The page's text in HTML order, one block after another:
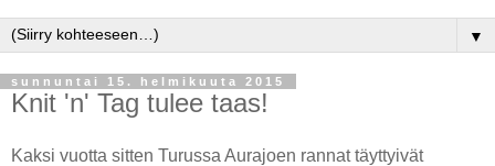
▼
sunnuntai 15. helmikuuta 2015
Knit 'n' Tag tulee taas!
Kaksi vuotta sitten Turussa Aurajoen rannat täyttyivät